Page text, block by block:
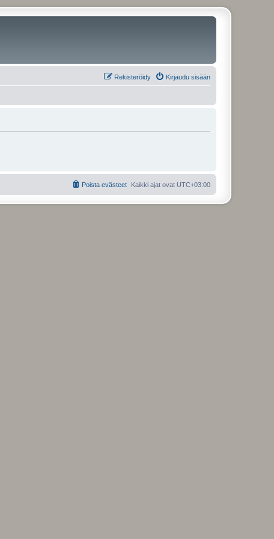
Kirjaudu sisään
Rekisteröidy
Kaikki ajat ovat UTC+03:00
Poista evästeet